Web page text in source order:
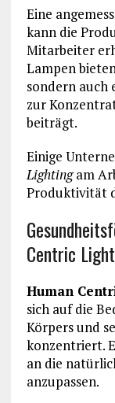
Eine
kann die
Mitarbeiter
Lampen
sondern auch
zur
beiträgt.
Einige
Lightingam
Produktivität
Centric
Human
sich auf die
Körpers und
konzentriert.
an die
anzupassen.